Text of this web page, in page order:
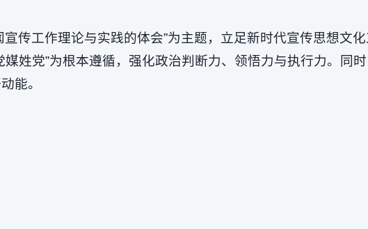
传工作理论与实践的体会”为主题，立足新时代宣传思想文
姓党”为根本遵循，强化政治判断力、领悟力与执行力。同
能。